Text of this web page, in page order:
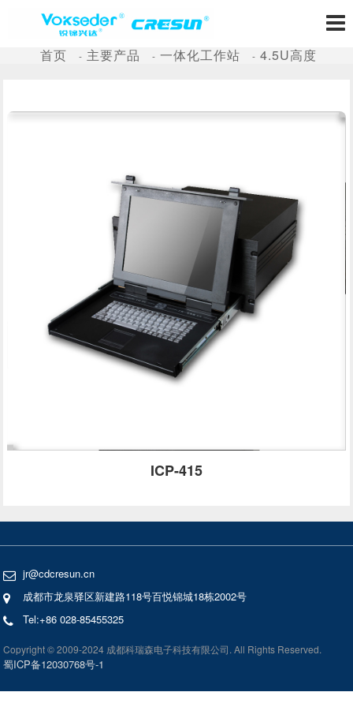
首页 主要产品 一体化工作站 4.5U高度
ICP-415
jr@cdcresun.cn
成都市龙泉驿区新建路118号百悦锦城18栋2002号
Tel:+86 028-85455325
Copyright © 2009-2024 成都科瑞森电子科技有限公司. All Rights Reserved.
蜀ICP备12030768号-1